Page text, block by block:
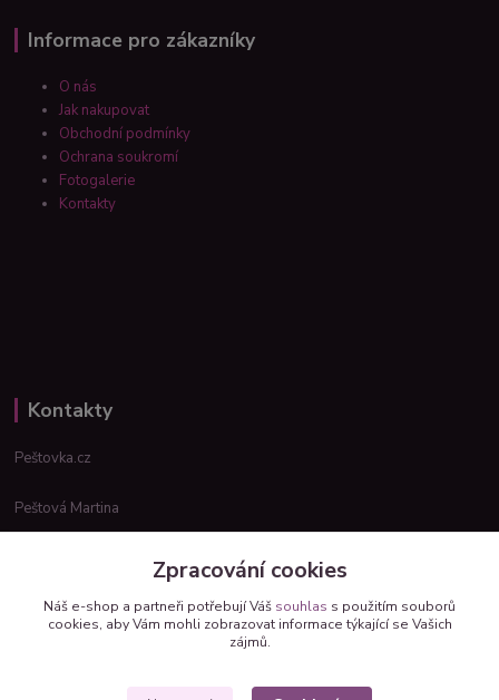
Informace pro zákazníky
O nás
Jak nakupovat
Obchodní podmínky
Ochrana soukromí
Fotogalerie
Kontakty
Kontakty
Peštovka.cz
Peštová Martina
Zpracování cookies
Náš e-shop a partneři potřebují Váš souhlas s použitím souborů
cookies, aby Vám mohli zobrazovat informace týkající se Vašich
zájmů.